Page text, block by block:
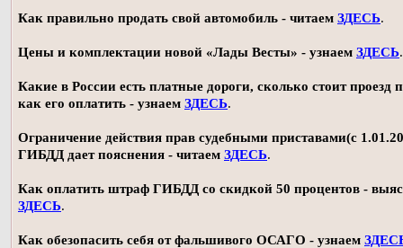
Как правильно продать свой автомобиль - читаем ЗДЕСЬ.
Цены и комплектации новой «Лады Весты» - узнаем ЗДЕСЬ.
Какие в России есть платные дороги, сколько стоит проезд
как его оплатить - узнаем ЗДЕСЬ.
Ограничение действия прав судебными приставами(с
ГИБДД дает пояснения - читаем ЗДЕСЬ.
Как оплатить штраф ГИБДД со скидкой 50 процентов -
ЗДЕСЬ.
Как обезопасить себя от фальшивого ОСАГО - узнаем